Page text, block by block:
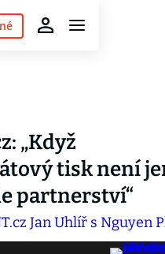
„Když
tisk není
partnerství“